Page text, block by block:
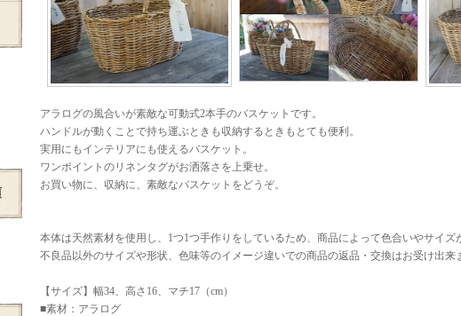
アラログの風合いが素敵な可動式2本手のバスケットです。
ハンドルが動くことで持ち運ぶときも収納するときもとても便利。
実用にもインテリアにも使えるバスケット。
ワンポイントのリネンタグがお洒落さを上乗せ。
お買い物に、収納に、素敵なバスケットをどうぞ。
本体は天然素材を使用し、1つ1つ手作りをしているため、商品によって色合いやサイ
不良品以外のサイズや形状、色味等のイメージ違いでの商品の返品・交換はお受け出
【サイズ】幅34、高さ16、マチ17（cm）
■素材：アラログ